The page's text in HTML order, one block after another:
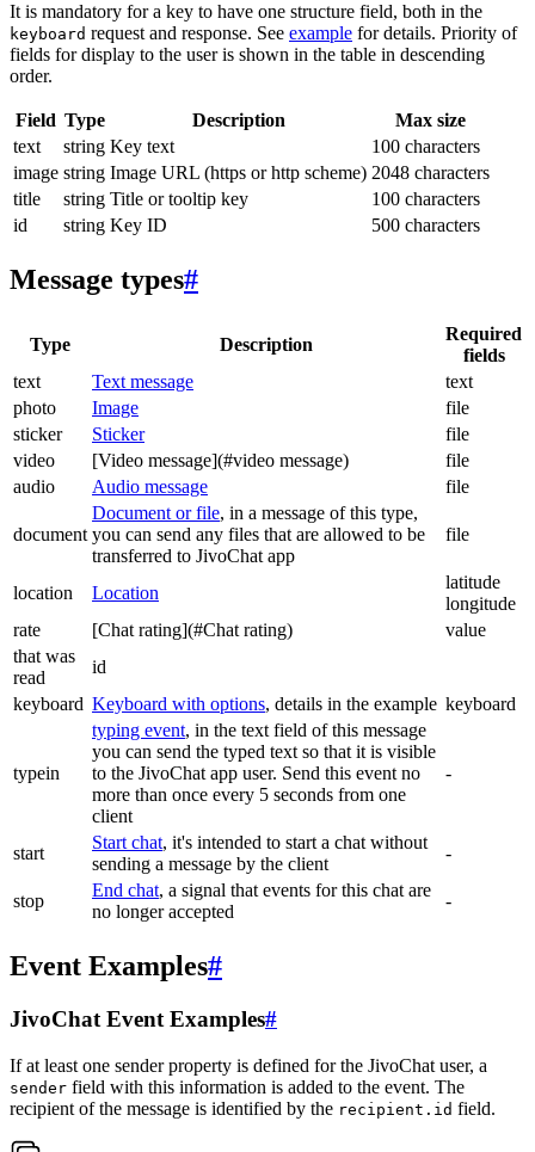
It is mandatory for a key to have one structure field, both in the
keyboard request and response. See example for details. Priority of
fields for display to the user is shown in the table in descending
order.
Field Type Description
Max size
text
string Key text
100 characters
image string Image URL (https or http scheme) 2048 characters
title
string Title or tooltip key
100 characters
id
string Key ID 500 characters
Message types#
Type Description
Required
fields
text
Text message
text
photo
Image
file
sticker
Sticker
file
video
[Video message](#video message)
file
audio
Audio message file
document
Document or file, in a message of this type,
you can send any files that are allowed to be
transferred to JivoChat app
file
location Location
latitude
longitude
rate
[Chat rating](#Chat rating)
value
that was
read
id
keyboard Keyboard with options, details in the example keyboard
typein
typing event, in the text field of this message
you can send the typed text so that it is visible
to the JivoChat app user. Send this event no
more than once every 5 seconds from one
client
-
start
Start chat, it's intended to start a chat without
sending a message by the client
-
stop
End chat, a signal that events for this chat are
no longer accepted
-
Event Examples#
JivoChat Event Examples#
If at least one sender property is defined for the JivoChat user, a
sender field with this information is added to the event. The
recipient of the message is identified by the recipient.id field.